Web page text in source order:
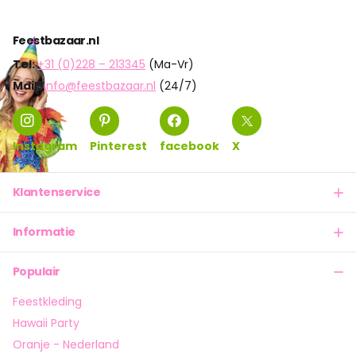
Feestbazaar.nl
Tel:+31 (0)228 – 213345 (Ma-Vr)
Mail: info@feestbazaar.nl (24/7)
Instagram Pinterest facebook X
Klantenservice
Informatie
Populair
Feestkleding
Hawaii Party
Oranje - Nederland